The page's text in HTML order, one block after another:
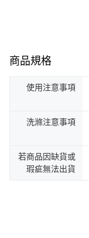
商品規格
使用注意事項
洗滌注意事項
若商品因缺貨或
瑕疵無法出貨